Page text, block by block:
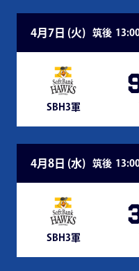
4月7日 (火) 筑後
SBH3軍
4月8日 (水) 筑後
SBH3軍